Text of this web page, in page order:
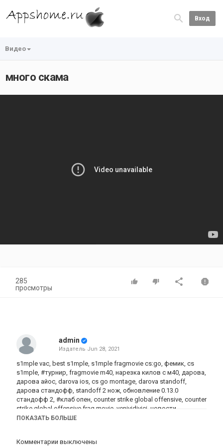
Вход
Видео
много скама
285
просмотры
admin
Издатель Jun 28, 2021
s1mple vac, best s1mple, s1mple fragmovie cs:go, фемик, cs
s1mple, #турнир, fragmovie m40, нарезка килов с м40, дарова,
дарова айос, darova ios, cs go montage, darova standoff,
дарова стандофф, standoff 2 нож, обновление 0.13.0
стандофф 2, #клаб опен, counter strike global offensive, counter
strike global offensive frag movie, venividivici, новости,
киберспорт, мобильные, #frozen, #clubopen, counter-strike
стандофф 2, блейк, фрагмуви стандофф 2 без скинов, club,
ПОКАЗАТЬ БОЛЬШЕ
Комментарии выключены